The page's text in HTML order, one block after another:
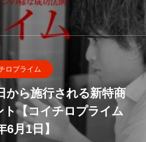
ロプライム
から施行される新特商
【コイチロプライム
6月1日】